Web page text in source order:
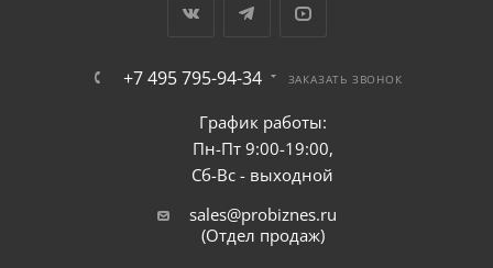
+7 495 795-94-34 ЗАКАЗАТЬ ЗВОНОК
График работы:
Пн-Пт 9:00-19:00,
Сб-Вс - выходной
sales@probiznes.ru
(Отдел продаж)